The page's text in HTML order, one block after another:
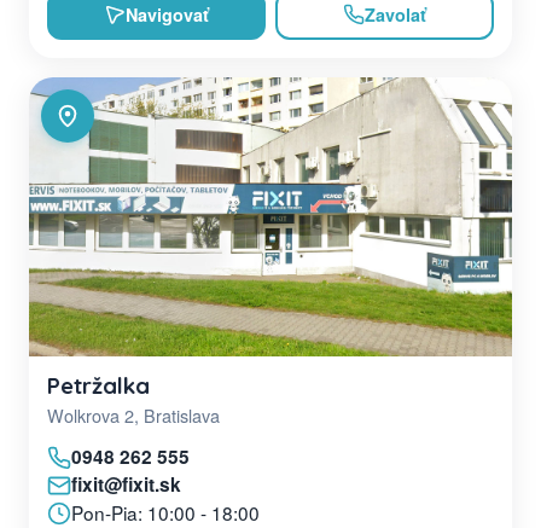
Navigovať Zavolať
Petržalka
Wolkrova 2, Bratislava
0948 262 555
fixit@fixit.sk
Pon-Pia: 10:00 - 18:00